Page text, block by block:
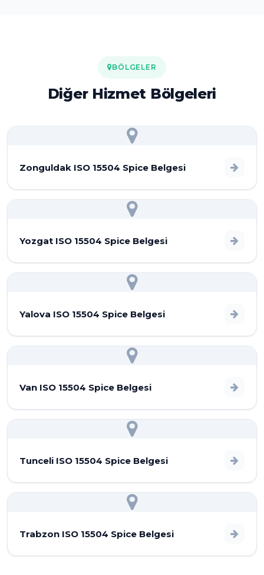
BÖLGELER
Diğer Hizmet Bölgeleri
Zonguldak ISO 15504 Spice Belgesi
Yozgat ISO 15504 Spice Belgesi
Yalova ISO 15504 Spice Belgesi
Van ISO 15504 Spice Belgesi
Tunceli ISO 15504 Spice Belgesi
Trabzon ISO 15504 Spice Belgesi